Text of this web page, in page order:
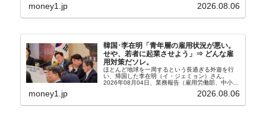
money1.jp 2026.08.06
韓国･李在明「青年層の雇用状況が悪い。
せや、若者に起業させよう」⇒ どんな雇
用対策だソレ。
ほとんど地球を一周するという長過ぎる外遊を行
い、帰国した李在明（イ・ジェミョン）さん。
2026年08月04日、業務報告（雇用労働部、中小ベ
上、韓国大統領に成りおおせた李在明（イ・ジェミ
money1.jp 2026.08.06